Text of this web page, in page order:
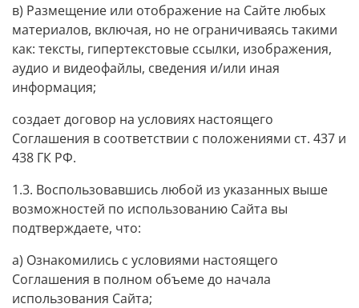
в) Размещение или отображение на Сайте любых
материалов, включая, но не ограничиваясь такими
как: тексты, гипертекстовые ссылки, изображения,
аудио и видеофайлы, сведения и/или иная
информация;
создает договор на условиях настоящего
Соглашения в соответствии с положениями ст. 437 и
438 ГК РФ.
1.3. Воспользовавшись любой из указанных выше
возможностей по использованию Сайта вы
подтверждаете, что:
а) Ознакомились с условиями настоящего
Соглашения в полном объеме до начала
использования Сайта;